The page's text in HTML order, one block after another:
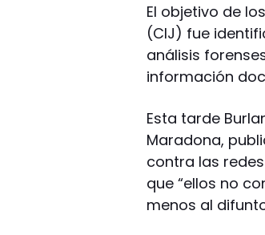
El objetivo de
(CIJ) fue
análisis
información
Esta tarde
Maradona,
contra las
que “ellos no
menos al